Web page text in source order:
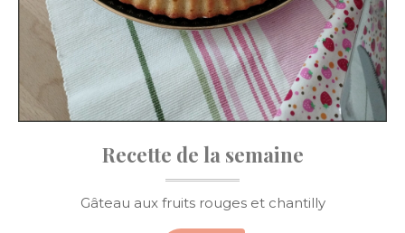
Recette de la semaine
Gâteau aux fruits rouges et chantilly